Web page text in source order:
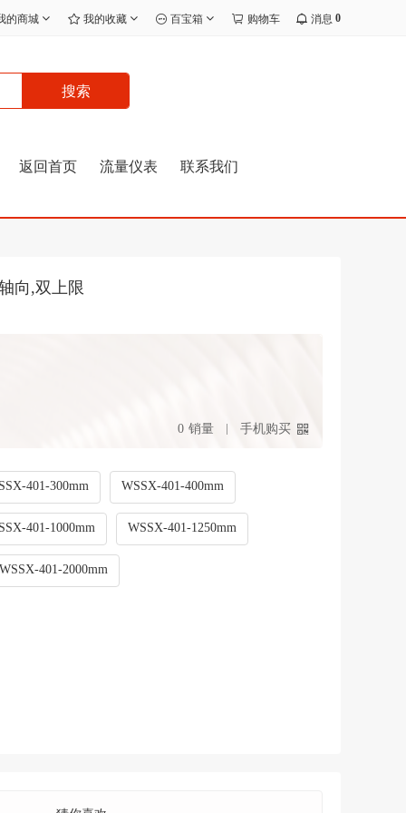
的商城 我的收藏 百宝箱 购物车 消息 0
搜索
返回首页 流量仪表 联系我们
向,双上限
0 销量 手机购买
401-300mm WSSX-401-400mm
401-1000mm WSSX-401-1250mm
401-2000mm